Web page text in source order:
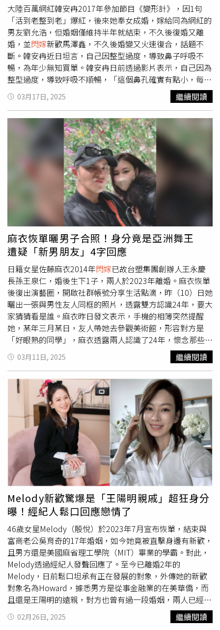
的原因，因為跟對方一路以來分分合合，很難跟大家解釋清
楚，後來是因為楊父跟女兒說人生開心最重要不要糾結，之
後兩人才又和好，決定一起走向人生下個階段。本刊過去曾
多次直擊楊晨熙和已成為老公的邱姓建商小開約會。（圖／
本刊攝影組）
大陸百萬網紅韓安冉2017年參加節目《變形計》，因1句
「活到老整到老」爆紅，後來她奉女成婚，嫁給同為網紅的
男友劉允浩，但婚姻僅維持半年就結束，不久後復婚又離
婚，並閃嫁新歡馬澤鑫，不久後婚變又火速復合，話題不
斷。韓安冉近日坦言，自己因整型過度，導致鼻子呼吸不
暢，為年少無知買單。韓安冉日前透過影片表示，自己因為
整型過度，導致呼吸不順暢，「這個鼻孔確實有點小，每次
我想要呼吸都得這樣才能呼吸。寶寶我承認我的臉沒有很自
然，但是我覺得我的臉比之前正常很多了，畢竟我感覺我的
整容次數都快趕上麥可傑克森了。如果說你指望我特別自
然，說實話這個要求本身也是不現實的」。據了解，韓安冉
曾參加綜藝節目《變形記》，並在節目上喊出「活到老整到
老」，擁有470萬粉絲追蹤，然而比起事業，其感情生活更
受關注。韓安冉2018年與網紅男友「小豬」奉女成婚，婚
後到1星期就鬧離婚，接著2人復合又離婚，隨後又在2021
交往僅10天的網紅馬澤鑫。不過，2人婚後生活
仍風風雨雨。2021年11月，韓安冉突然宣布和男方離婚，
並大方承認自己出軌舊情人。令網友傻眼的是，事隔2天
後，她又與丈夫馬澤鑫重修舊好。沒想到，這段婚姻安穩度
過1年後，雙方再度撕破臉，馬澤鑫更在微博爆料，妻子吸
食笑氣並且「再度劈腿」。不僅如此，馬澤鑫還曝光疑似韓
安冉向閨密坦承婚內出軌的對話紀錄，女方承認自己在
2021年10月1日「見了劉鑫鑫還睡覺了」，同時也表示馬澤
鑫對她太好，捨不得再次離婚。事後韓安冉更新影片，大方
公開新戀情，只見宋浩然穿著睡衣抱著她下樓，2人感情看
似甜蜜，可說是話題不斷。
03月17日, 2025 繼續閱讀
麻衣恢單曬男子合照！身分竟是亞洲舞王
遭疑「新男朋友」4字回應
日籍女星佐藤麻衣2014年閃嫁已故台塑集團創辦人王永慶
長孫王泉仁，婚後生下1子，兩人於2023年離婚。麻衣恢單
後復出演藝圈，開啟社群帳號分享生活點滴，昨（10）日她
曬出一張與男性友人同框的照片，透露雙方認識24年，要大
家猜猜看是誰。麻衣昨日發文表示，手機的相簿突然提醒
她，某年三月某日，友人帶她去參觀美術館，形容對方是
「好眼熟的同學」，麻衣透露兩人認識了24年，懷念那些年
「每天拍外景烤焦，中暑很拼的日子」，還稱讚對方保養的
真好，完全看不出年齡。麻衣還與網友戶動，要大家猜猜看
此人是誰，並Hashtag「青春時代」、「同學」、「回憶
殺」等關鍵字。眼尖網友一眼就出，該男子是羅志祥（小
豬），還點出兩人過去在《旗開得勝》帶給觀眾的回憶，紛
紛表示，「20年前，小時候看的台視旗開得勝，麻衣與羅主
任每集都玩得很瘋」、 「羅志祥」、 「歡樂一路發（生存
巴士）的回憶。」此外，有網友直指照片中的男子是「新男
朋友」，麻衣急忙澄清「不是不是」。事實上，麻衣近日受
訪時談到婚變主因，她提到2015年小孩出生之後，兩人關
係就生變了。當時麻衣人生重心完全轉向孩子，不僅親力親
為，甚至習慣與孩子同睡，時刻專注於育兒，幾乎沒有時間
兼顧夫妻之間的情感維繫，而王泉仁則逐漸對這段婚姻感到
失落，兩人的關係也在無形之中發生變化。即便婚姻未能維
持，麻衣仍選擇樂觀面對，不公開對王泉仁的私生活發表任
何批評。麻衣離婚後復出演藝圈。（圖／麻衣IG）
03月11日, 2025 繼續閱讀
Melody新歡驚爆是「王陽明親戚」超狂身分
曝！經紀人鬆口回應戀情了
46歲女星Melody（殷悅）於2023年7月宣布恢單，結束與
富商老公吳育奇的17年婚姻，如今她竟被直擊身邊有新歡，
且男方還是美國麻省理工學院（MIT）畢業的學霸。對此，
Melody透過經紀人發聲回應了。至今已離婚2年的
Melody，日前鬆口坦承有正在發展的對象，外傳她的新歡
對象名為Howard，據悉男方是從事金融業的在美華僑，而
且還是王陽明的遠親，對方也曾有過一段婚姻，兩人已經相
識多年。對此，Melody今（26日）也透過經紀人回應，
「我們就是談得來的朋友，他是單親爸爸。兩個人的價值觀
02月26日, 2025 繼續閱讀